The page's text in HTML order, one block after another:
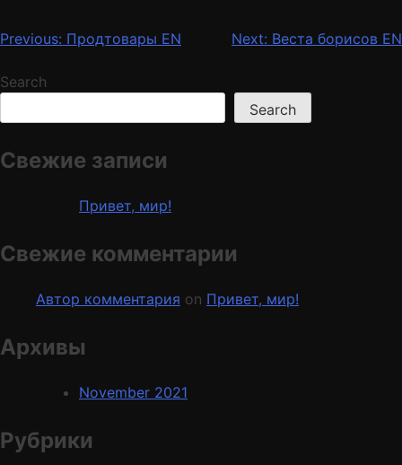
Post
navigation
Previous: Продтовары EN Next: Веста борисов EN
Search
Search
Свежие записи
Привет, мир!
Свежие комментарии
Автор комментария on Привет, мир!
Архивы
November 2021
Рубрики
Contact us